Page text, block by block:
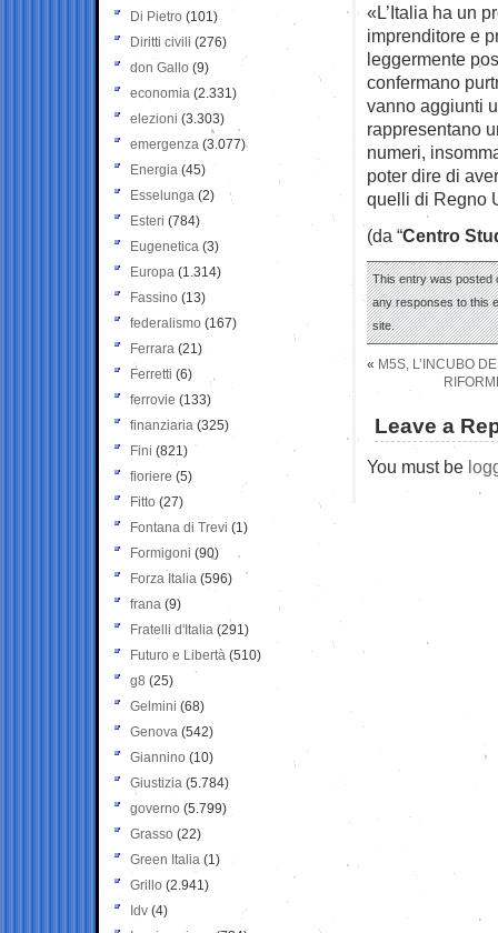
«L’Italia ha un
imprenditore e
leggermente
confermano
vanno aggiunti
rappresentano
numeri,
poter dire di
quelli di Regno
(da “Centro
This entry was posted
any responses to this
site.
« M5S, L’INCUBO
Leave a
You must be
Di Pietro (101)
Diritti civili (276)
don Gallo (9)
economia (2.331)
elezioni (3.303)
emergenza (3.077)
Energia (45)
Esselunga (2)
Esteri (784)
Eugenetica (3)
Europa (1.314)
Fassino (13)
federalismo (167)
Ferrara (21)
Ferretti (6)
ferrovie (133)
finanziaria (325)
Fini (821)
fioriere (5)
Fitto (27)
Fontana di Trevi (1)
Formigoni (90)
Forza Italia (596)
frana (9)
Fratelli d'Italia (291)
Futuro e Libertà (510)
g8 (25)
Gelmini (68)
Genova (542)
Giannino (10)
Giustizia (5.784)
governo (5.799)
Grasso (22)
Green Italia (1)
Grillo (2.941)
Idv (4)